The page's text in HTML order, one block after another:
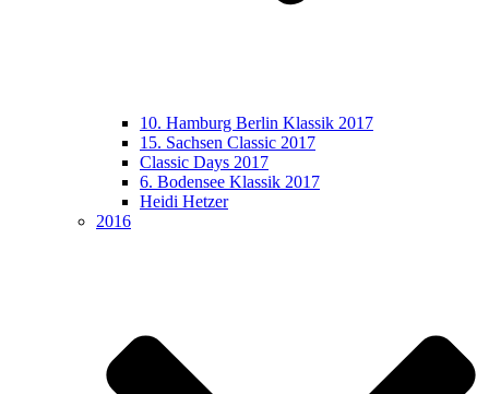
10. Hamburg Berlin Klassik 2017
15. Sachsen Classic 2017
Classic Days 2017
6. Bodensee Klassik 2017
Heidi Hetzer
2016